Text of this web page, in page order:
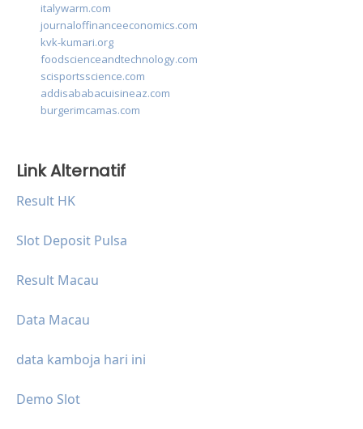
italywarm.com
journaloffinanceeconomics.com
kvk-kumari.org
foodscienceandtechnology.com
scisportsscience.com
addisababacuisineaz.com
burgerimcamas.com
Link Alternatif
Result HK
Slot Deposit Pulsa
Result Macau
Data Macau
data kamboja hari ini
Demo Slot